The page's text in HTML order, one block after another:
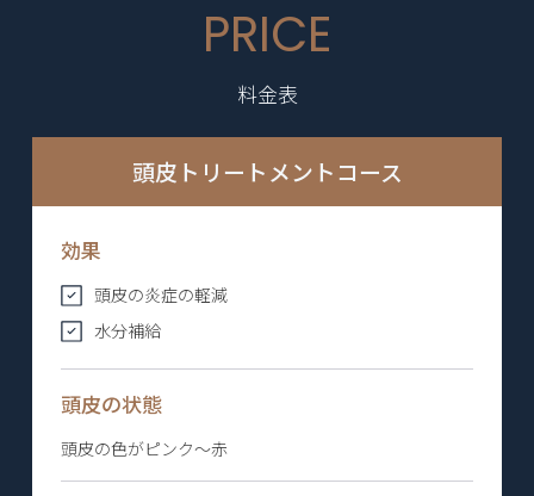
PRICE
料金表
頭皮トリートメントコース
効果
頭皮の炎症の軽減
水分補給
頭皮の状態
頭皮の色がピンク〜赤